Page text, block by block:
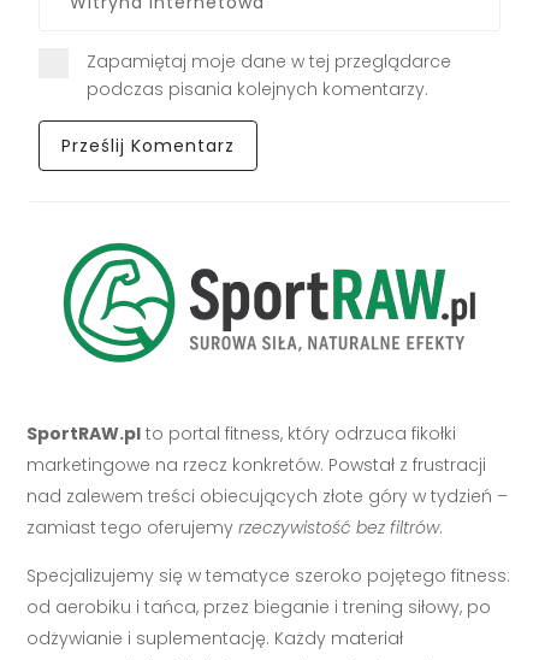
Zapamiętaj moje dane w tej przeglądarce
podczas pisania kolejnych komentarzy.
SportRAW.pl to portal fitness, który odrzuca fikołki
marketingowe na rzecz konkretów. Powstał z frustracji
nad zalewem treści obiecujących złote góry w tydzień –
zamiast tego oferujemyrzeczywistość bez filtrów.
Specjalizujemy się w tematyce szeroko pojętego fitness:
od aerobiku i tańca, przez bieganie i trening siłowy, po
odżywianie i suplementację. Każdy materiał